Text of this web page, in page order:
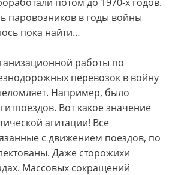
паровозников в годы войны
пока найти…
работы по
перевозок в войну
Например, было
Вот какое значение
агитации! Все
с движением поездов, по
Даже сторожихи
Массовых сокращений